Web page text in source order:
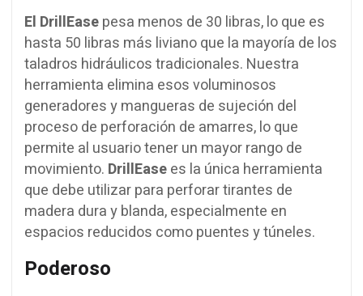
El DrillEasepesa menos de 30 libras, lo que es
hasta 50 libras más liviano que la mayoría de los
taladros hidráulicos tradicionales. Nuestra
herramienta elimina esos voluminosos
generadores y mangueras de sujeción del
proceso de perforación de amarres, lo que
permite al usuario tener un mayor rango de
movimiento. DrillEasees la única herramienta
que debe utilizar para perforar tirantes de
madera dura y blanda, especialmente en
espacios reducidos como puentes y túneles.
Poderoso